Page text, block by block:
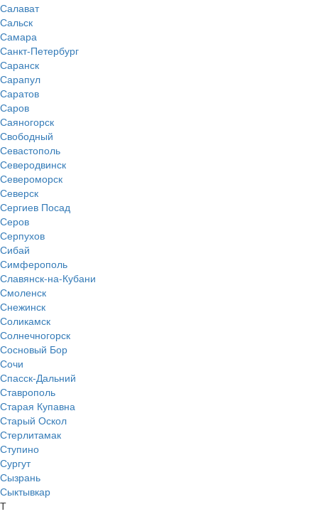
Салават
Сальск
Самара
Санкт-Петербург
Саранск
Сарапул
Саратов
Саров
Саяногорск
Свободный
Севастополь
Северодвинск
Североморск
Северск
Сергиев Посад
Серов
Серпухов
Сибай
Симферополь
Славянск-на-Кубани
Смоленск
Снежинск
Соликамск
Солнечногорск
Сосновый Бор
Сочи
Спасск-Дальний
Ставрополь
Старая Купавна
Старый Оскол
Стерлитамак
Ступино
Сургут
Сызрань
Сыктывкар
Т